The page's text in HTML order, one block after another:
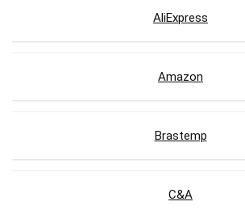
AliExpress
Amazon
Brastemp
C&A